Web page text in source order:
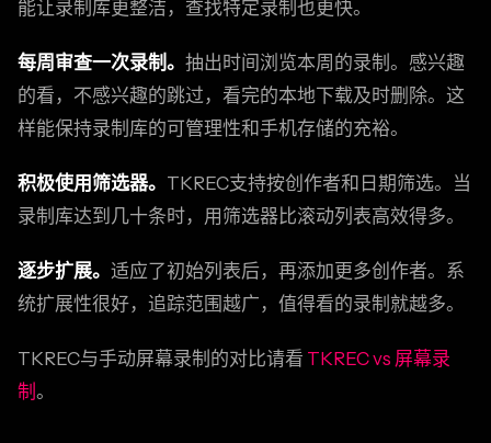
能让录制库更整洁，查找特定录制也更快。
每周审查一次录制。 抽出时间浏览本周的录制。感兴趣
的看，不感兴趣的跳过，看完的本地下载及时删除。这
样能保持录制库的可管理性和手机存储的充裕。
积极使用筛选器。 TKREC支持按创作者和日期筛选。当
录制库达到几十条时，用筛选器比滚动列表高效得多。
逐步扩展。 适应了初始列表后，再添加更多创作者。系
统扩展性很好，追踪范围越广，值得看的录制就越多。
TKREC与手动屏幕录制的对比请看 TKREC vs 屏幕录
制 。